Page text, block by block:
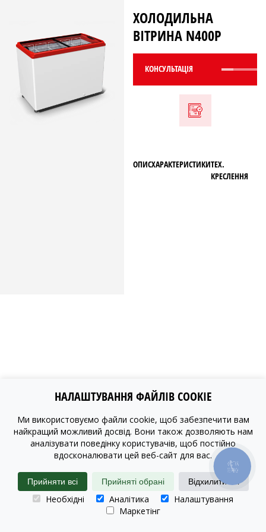
ХОЛОДИЛЬНА
ВІТРИНА N400P
КОНСУЛЬТАЦIЯ
ОПИСХАРАКТЕРИСТИКИТЕХ.
КРЕСЛЕННЯ
НАЛАШТУВАННЯ ФАЙЛІВ COOKIE
Ми використовуємо файли cookie, щоб забезпечити вам
найкращий можливий досвід. Вони також дозволяють нам
аналізувати поведінку користувачів, щоб постійно
вдосконалювати цей веб-сайт для вас.
Прийняти всі Прийняті обрані Відхилити всі
Необхідні Аналітика
Налаштування
Маркетінг
КНОПКА
ЗВ'ЯЗКУ